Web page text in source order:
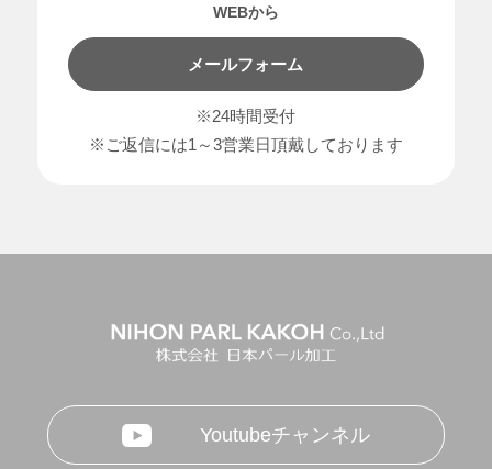
WEBから
メールフォーム
※24時間受付
※ご返信には1～3営業日頂戴しております
Youtubeチャンネル